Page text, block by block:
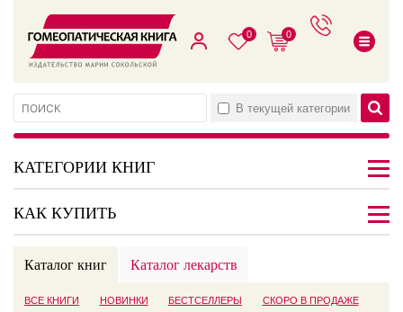
0 0
В текущей категории
КАТЕГОРИИ КНИГ
КАК КУПИТЬ
Каталог книг Каталог лекарств
ВСЕ КНИГИ НОВИНКИ БЕСТСЕЛЛЕРЫ СКОРО В ПРОДАЖЕ